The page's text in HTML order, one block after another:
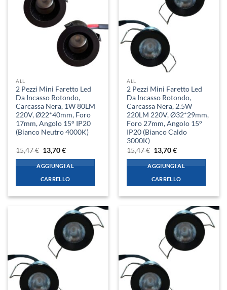
ALL
2 Pezzi Mini Faretto Led
Da Incasso Rotondo,
Carcassa Nera, 1W 80LM
220V, Ø22*40mm, Foro
17mm, Angolo 15° IP20
(Bianco Neutro 4000K)
15,47€ Il
prezzo
originale
era:
15,47 €.
13,70€Il
attuale
è:
13,70 €.
AGGIUNGI AL
CARRELLO
ALL
2 Pezzi Mini Faretto Led
Da Incasso Rotondo,
Carcassa Nera, 2.5W
220LM 220V, Ø32*29mm,
Foro 27mm, Angolo 15°
IP20 (Bianco Caldo
3000K)
15,47€ Il
prezzo
originale
era:
15,47 €.
13,70€Il
attuale
è:
13,70 €.
AGGIUNGI AL
CARRELLO